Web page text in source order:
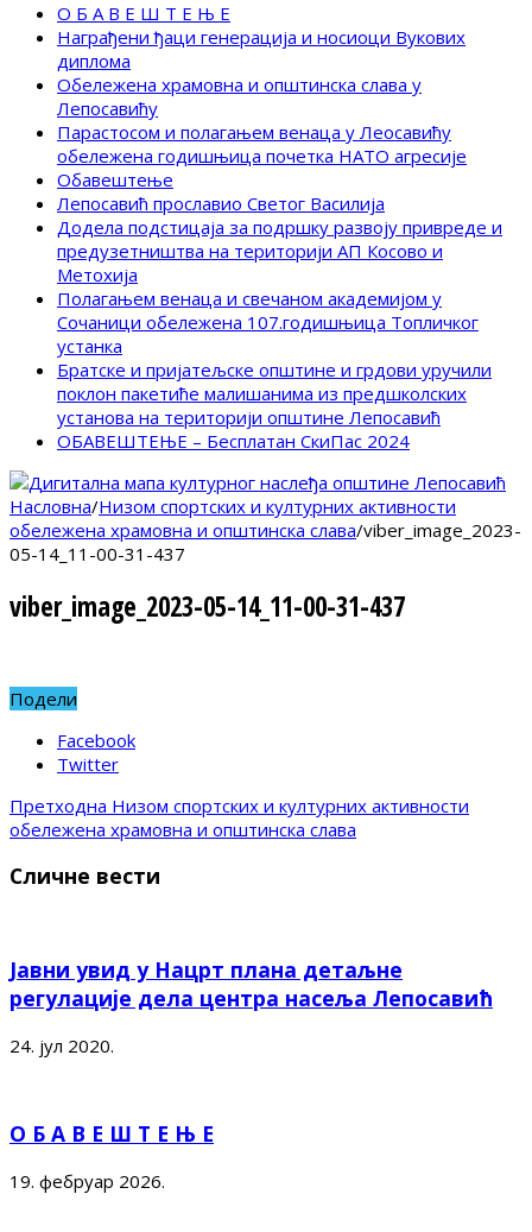
О Б А В Е Ш Т Е Њ Е
Награђени ђаци генерација и носиоци Вукових
диплома
Обележена храмовна и општинска слава у
Лепосавићу
Парастосом и полагањем венаца у Леосавићу
обележена годишњица почетка НАТО агресије
Обавештење
Лепосавић прославио Светог Василија
Додела подстицаја за подршку развоју привреде и
предузетништва на територији АП Косово и
Метохија
Полагањем венаца и свечаном академијом у
Сочаници обележена 107.годишњица Топличког
устанка
Братске и пријатељске општине и грдови уручили
поклон пакетиће малишанима из предшколских
установа на територији општине Лепосавић
ОБАВЕШТЕЊЕ – Бесплатан СкиПас 2024
Насловна/Низом спортских и културних активности
обележена храмовна и општинска слава/viber_image_2023-
05-14_11-00-31-437
viber_image_2023-05-14_11-00-31-437
Подели
Facebook
Twitter
Претходна Низом спортских и културних активности
обележена храмовна и општинска слава
Сличне вести
Јавни увид у Нацрт плана детаљне
регулације дела центра насеља Лепосавић
24. јул 2020.
О Б А В Е Ш Т Е Њ Е
19. фебруар 2026.